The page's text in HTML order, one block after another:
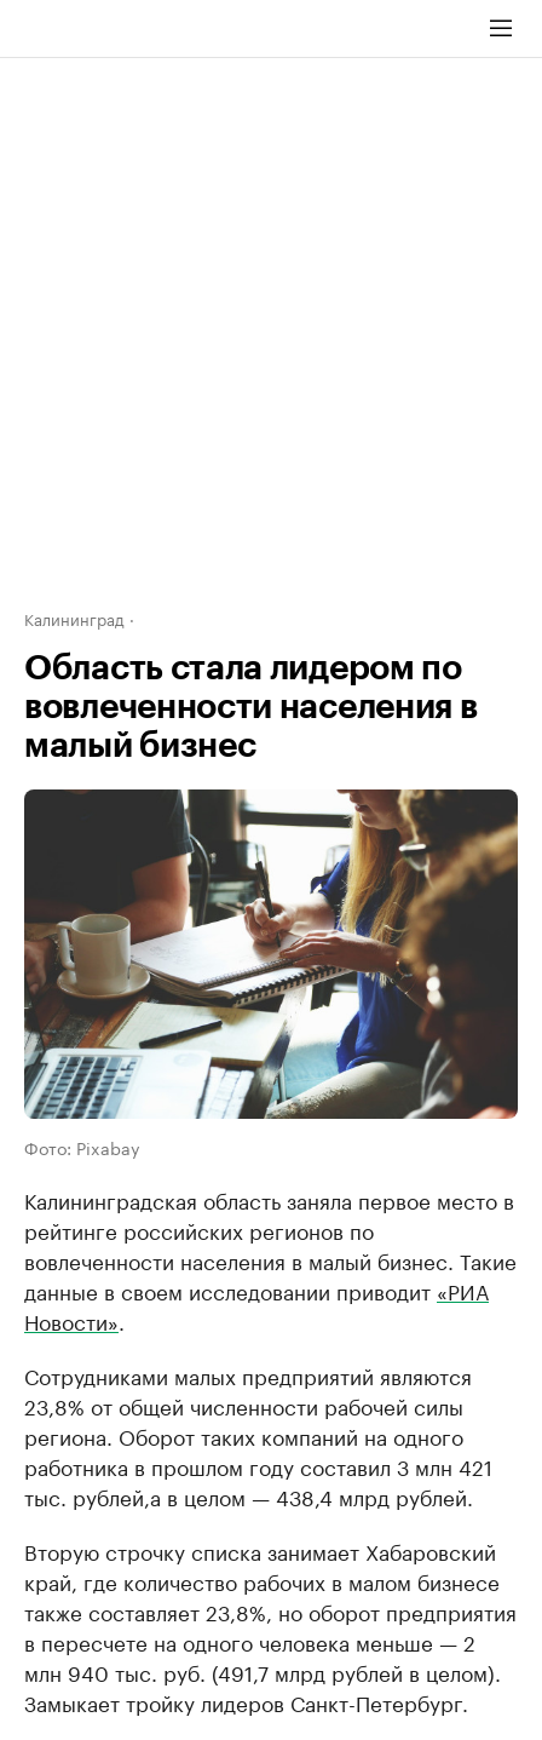
Калининград
Область стала лидером по
вовлеченности населения в
малый бизнес
Фото: Pixabay
Калининградская область заняла первое место в
рейтинге российских регионов по
вовлеченности населения в малый бизнес. Такие
данные в своем исследовании приводит «РИА
Новости»
Сотрудниками малых предприятий являются
23,8% от общей численности рабочей силы
региона. Оборот таких компаний на одного
работника в прошлом году составил 3 млн 421
тыс. рублей,а в целом — 438,4 млрд рублей.
Вторую строчку списка занимает Хабаровский
край, где количество рабочих в малом бизнесе
также составляет 23,8%, но оборот предприятия
в пересчете на одного человека меньше — 2
млн 940 тыс. руб. (491,7 млрд рублей в целом).
Замыкает тройку лидеров Санкт-Петербург.